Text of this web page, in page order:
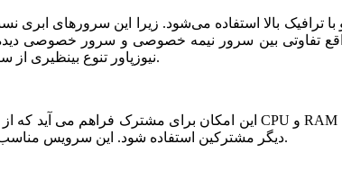
بالا استفاده می‌شود. زیرا این سرورهای ابری
تفاوتی بین سرور نیمه خصوصی و سرور خصوصی
نیوزپاور تنوع بینظیری از سرورهای ابری نیمه خصوصی یا نیمه اختصاصی ارائه شده است.
دیگر مشترکین استفاده شود. این سرویس مناسب فروشگاه های خاص، پربازدید با نیازمندی های بخصوص است.